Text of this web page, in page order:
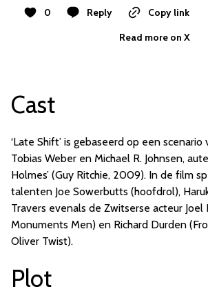
0 Reply
Copy link
Read more on X
Cast
‘Late Shift’ is gebaseerd op een scenario
Tobias Weber en Michael R. Johnsen,
Holmes’ (Guy Ritchie, 2009). In de film
talenten Joe Sowerbutts (hoofdrol),
Travers evenals de Zwitserse acteur Joel
Monuments Men) en Richard Durden
Oliver Twist).
Plot